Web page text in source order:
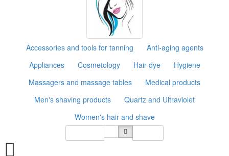
Accessories and tools for tanning
Anti-aging agents
Appliances
Cosmetology Hair dye
Hygiene
Massagers and massage tables
Medical products
Men's shaving products
Quartz and Ultraviolet
Women's hair and shave